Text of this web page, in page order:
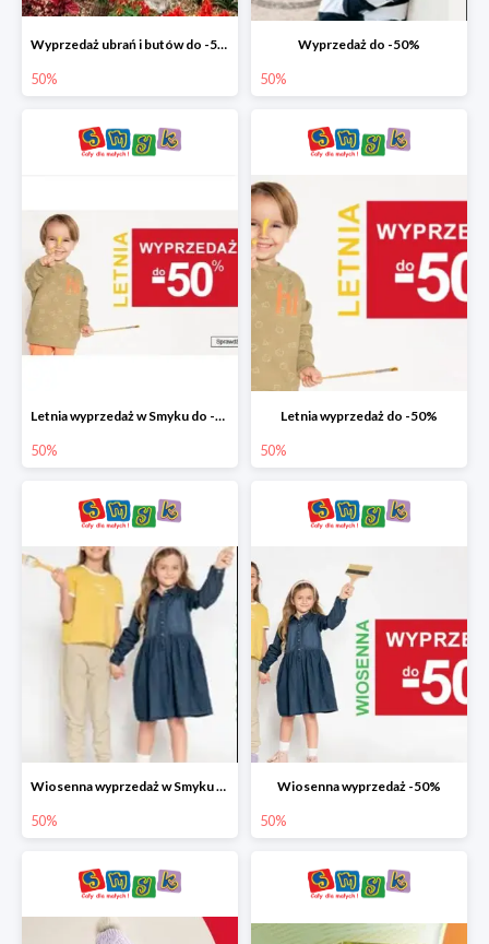
Wyprzedaż ubrań i butów do -50%
50%
Wyprzedaż do -50%
50%
Letnia wyprzedaż w Smyku do -50%
50%
Letnia wyprzedaż do -50%
50%
Wiosenna wyprzedaż w Smyku do -50%
50%
Wiosenna wyprzedaż -50%
50%